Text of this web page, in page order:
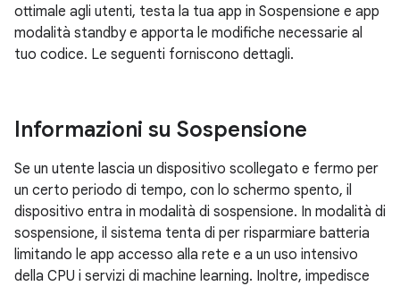
ottimale agli utenti, testa la tua app in Sospensione e app
modalità standby e apporta le modifiche necessarie al
tuo codice. Le seguenti forniscono dettagli.
Informazioni su Sospensione
Se un utente lascia un dispositivo scollegato e fermo per
un certo periodo di tempo, con lo schermo spento, il
dispositivo entra in modalità di sospensione. In modalità di
sospensione, il sistema tenta di per risparmiare batteria
limitando le app accesso alla rete e a un uso intensivo
della CPU i servizi di machine learning. Inoltre, impedisce